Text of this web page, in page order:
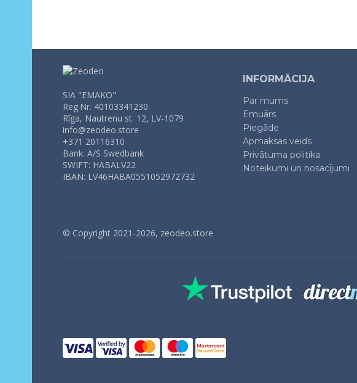
SIA "EMAKO"
Reg.Nr. 40103341230
Rīga, Nautrenu st. 12, LV-1079
info@zeodeo.store
+371 20116310
Bank: A/S Swedbank
SWIFT: HABALV22
IBAN: LV46HABA0551052972732
INFORMĀCIJA
Par mums
Emuārs
Piegāde
Apmaksas veids
Privātuma politika
Noteikumi un nosacījumi
© Copyright 2021-2026, zeodeo.store